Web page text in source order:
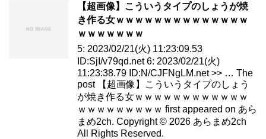
【超画像】こういうタイプのしょうが焼
き作る女ｗｗｗｗｗｗｗｗｗｗｗｗｗｗ
ｗｗｗｗｗｗｗ
5: 2023/02/21(火) 11:23:09.53
ID:SjI/v79qd.net 6: 2023/02/21(火)
11:23:38.79 ID:N/CJFNgLM.net >> … The
post 【超画像】こういうタイプのしょう
が焼き作る女ｗｗｗｗｗｗｗｗｗｗｗｗ
ｗｗｗｗｗｗｗｗｗ first appeared on あら
まめ2ch. Copyright © 2026 あらまめ2ch
All Rights Reserved.